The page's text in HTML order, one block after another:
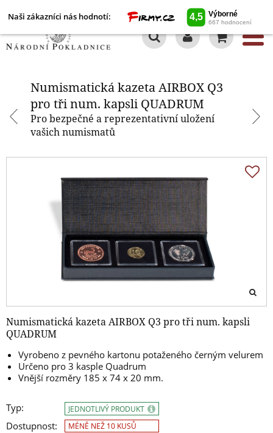
Naši zákazníci nás hodnotí:
Numismatická kazeta AIRBOX Q3
pro tři num. kapsli QUADRUM
Pro bezpečné a reprezentativní uložení
vašich numismatů
Numismatická kazeta AIRBOX Q3 pro tři num. kapsli
QUADRUM
Vyrobeno z pevného kartonu potaženého černým velurem
Určeno pro 3 kasple Quadrum
Vnější rozměry 185 x 74 x 20 mm.
Typ:
Dostupnost:
JEDNOTLIVÝ PRODUKT
MÉNĚ NEŽ 10 KUSŮ
Numismatická kazeta AIRBOX Q3